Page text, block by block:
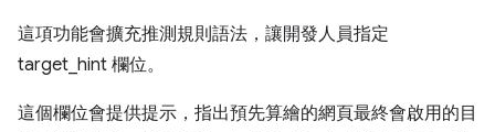
這項功能會擴充推測規則語法，讓開發人員指定
target_hint 欄位。
這個欄位會提供提示，指出預先算繪的網頁最終會啟用的目